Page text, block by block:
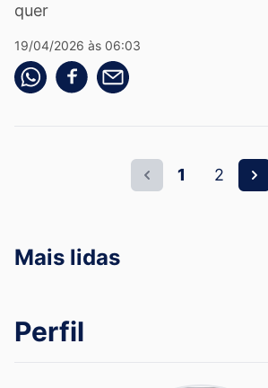
quer
19/04/2026 às 06:03
Compartilhe pelo whatsapp
Compartilhar no facebook
Compartilhe pelo email
1 2
Mais lidas
Perfil